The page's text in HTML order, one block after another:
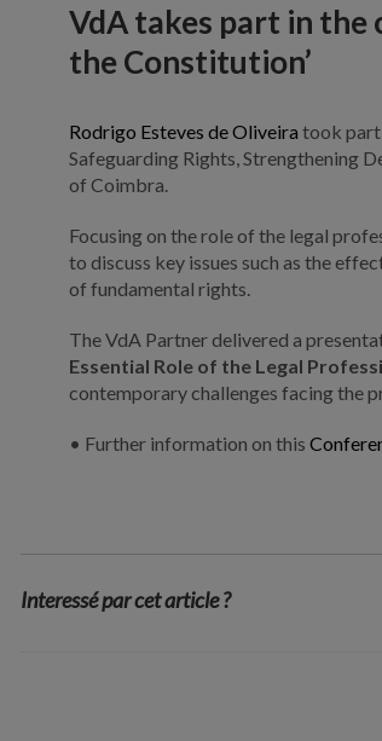
VdA takes part in the
the Constitution’
Rodrigo Esteves de Oliveira took part
Safeguarding Rights, Strengthening
of Coimbra.
Focusing on the role of the legal
to discuss key issues such as the
of fundamental rights.
The VdA Partner delivered a
Essential Role of the Legal
contemporary challenges facing the
• Further information on this
Interessé par cet article ?